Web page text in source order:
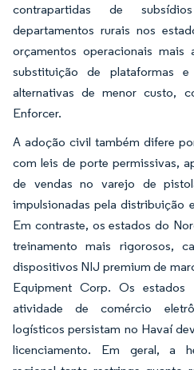
contrapartidas de
departamentos rurais nos
orçamentos operacionais
substituição de plataformas
alternativas de menor custo,
Enforcer.
A adoção civil também difere
com leis de porte permissivas,
de vendas no varejo de
impulsionadas pela distribuição
Em contraste, os estados do
treinamento mais rigorosos,
dispositivos NIJ premium de
Equipment Corp. Os
atividade de comércio
logísticos persistam no Havaí
licenciamento. Em geral, a